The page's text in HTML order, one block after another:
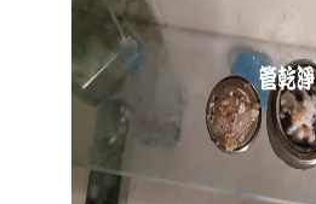
後，譚先生好心介紹了鄰居來
是自來水，如水管老化，會產
出來的水就會